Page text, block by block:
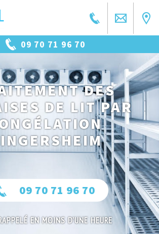
09 70 71 96 70
DES
DE LIT PAR
09 70 71 96 70
EN MOINS D'UNE HEURE